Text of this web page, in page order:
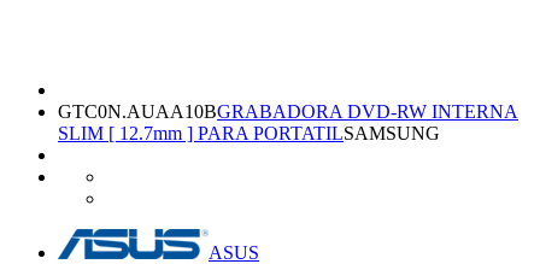
GTC0N.AUAA10BGRABADORA DVD-RW INTERNA
SLIM [ 12.7mm ] PARA PORTATILSAMSUNG
ASUS